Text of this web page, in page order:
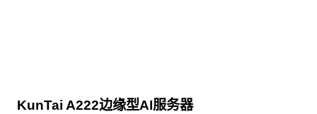
KunTai A222边缘型AI服务器